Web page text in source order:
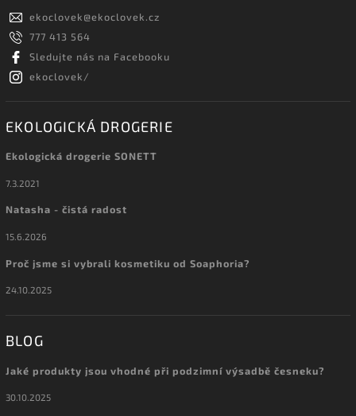
ekoclovek@ekoclovek.cz
777 413 564
Sledujte nás na Facebooku
ekoclovek/
EKOLOGICKÁ DROGERIE
Ekologická drogerie SONETT
7.3.2021
Natasha - čistá radost
15.6.2026
Proč jsme si vybrali kosmetiku od Soaphoria?
24.10.2025
BLOG
Jaké produkty jsou vhodné při podzimní výsadbě česneku?
30.10.2025